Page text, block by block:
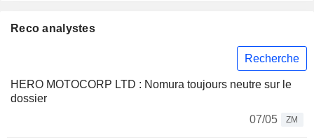
Reco analystes
Recherche
HERO MOTOCORP LTD : Nomura toujours neutre sur le
dossier
07/05
ZM